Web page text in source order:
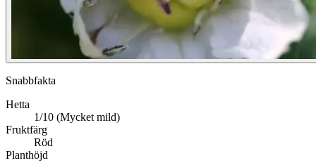
Snabbfakta
Hetta
1/10 (Mycket mild)
Fruktfärg
Röd
Planthöjd